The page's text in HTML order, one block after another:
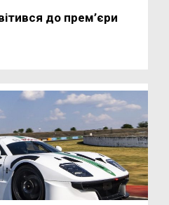
до прем’єри